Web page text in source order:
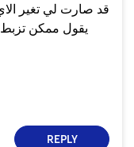
يقول ممكن
REPLY